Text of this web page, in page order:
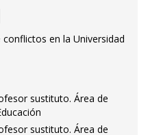
en la Universidad
sustituto. Área de
sustituto. Área de